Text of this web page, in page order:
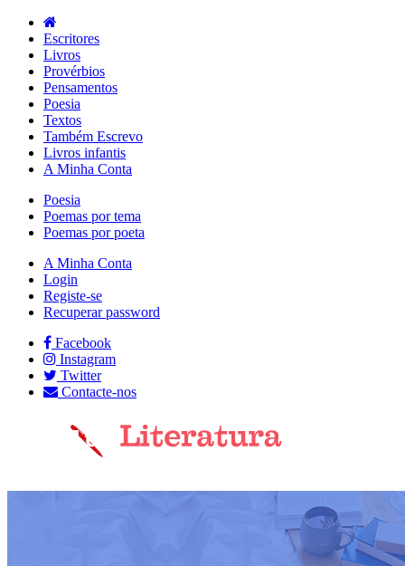
Escritores
Livros
Provérbios
Pensamentos
Poesia
Textos
Também Escrevo
Livros infantis
A Minha Conta
Poesia
Poemas por tema
Poemas por poeta
A Minha Conta
Login
Registe-se
Recuperar password
Facebook
Instagram
Twitter
Contacte-nos